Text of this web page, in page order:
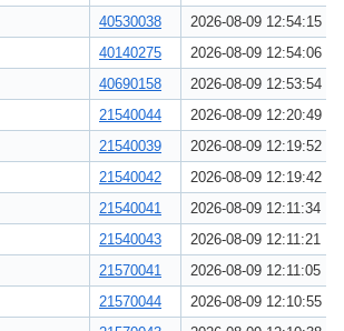
40530038 2026-08-09 12:54:15
40140275 2026-08-09 12:54:06
40690158 2026-08-09 12:53:54
21540044 2026-08-09 12:20:49
21540039 2026-08-09 12:19:52
21540042 2026-08-09 12:19:42
21540041 2026-08-09 12:11:34
21540043 2026-08-09 12:11:21
21570041 2026-08-09 12:11:05
21570044 2026-08-09 12:10:55